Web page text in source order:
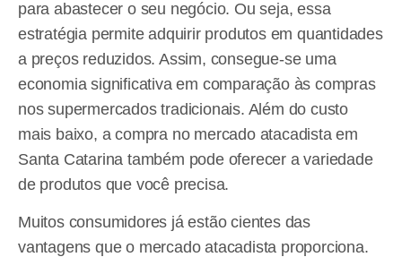
para abastecer o seu negócio. Ou seja, essa
estratégia permite adquirir produtos em quantidades
a preços reduzidos. Assim, consegue-se uma
economia significativa em comparação às compras
nos supermercados tradicionais. Além do custo
mais baixo, a compra no mercado atacadista em
Santa Catarina também pode oferecer a variedade
de produtos que você precisa.
Muitos consumidores já estão cientes das
vantagens que o mercado atacadista proporciona.